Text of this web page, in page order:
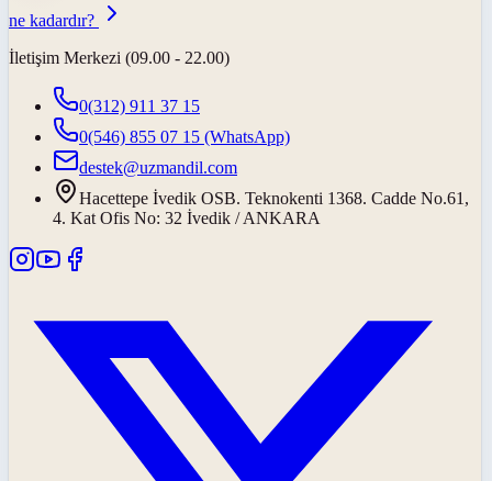
ne kadardır?
İletişim Merkezi (09.00 - 22.00)
0(312) 911 37 15
0(546) 855 07 15 (WhatsApp)
destek@uzmandil.com
Hacettepe İvedik OSB. Teknokenti 1368. Cadde No.61,
4. Kat Ofis No: 32 İvedik / ANKARA